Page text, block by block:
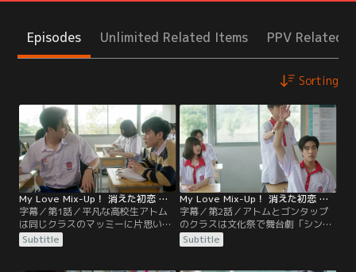
Episodes Unlimited Related Items PPV Related
Sorting
My Love Mix-Up！ 消えた初恋 第01話／字幕
字幕／第1話／平凡な高校生アトム
は同じクラスのマッミーに片思いし
ている。ある日マッミーから借りた
消しゴムにクラスのイケメン、ゴン
Subtitle
My Love Mix-Up！ 消えた初恋 第02話／字幕
字幕／第2話／アトムとゴンタップ
のクラスは文化祭で舞台劇「シンデ
レラ」のタイ版を上演することにな
る。マッミーをゴンタップに近づけ
Subtitle